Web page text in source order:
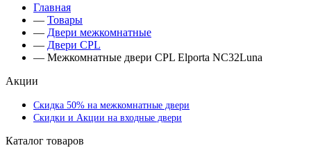
Главная
— Товары
— Двери межкомнатные
— Двери CРL
— Межкомнатные двери СРL Elporta NC32Luna
Акции
Скидка 50% на межкомнатные двери
Скидки и Акции на входные двери
Каталог товаров